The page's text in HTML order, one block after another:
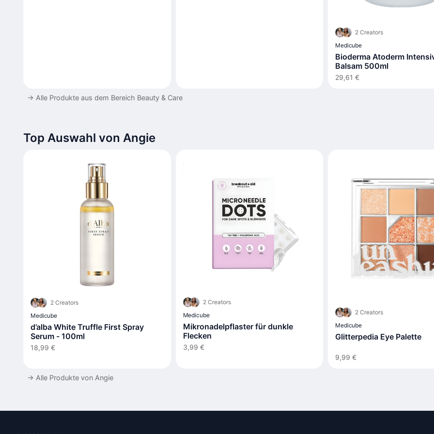
2 Creators
Medicube
Bioderma Atoderm
Balsam 500ml
29,61 €
→ Alle Produkte aus dem Bereich Beauty & Care
Top Auswahl von Angie
2 Creators
Medicube
d’alba White Truffle First Spray
Serum - 100ml
18,99 €
2 Creators
Medicube
Mikronadelpflaster für dunkle
Flecken
3,99 €
2 Creators
Medicube
Glitterpedia Eye Palette
9,99 €
→ Alle Produkte von Angie